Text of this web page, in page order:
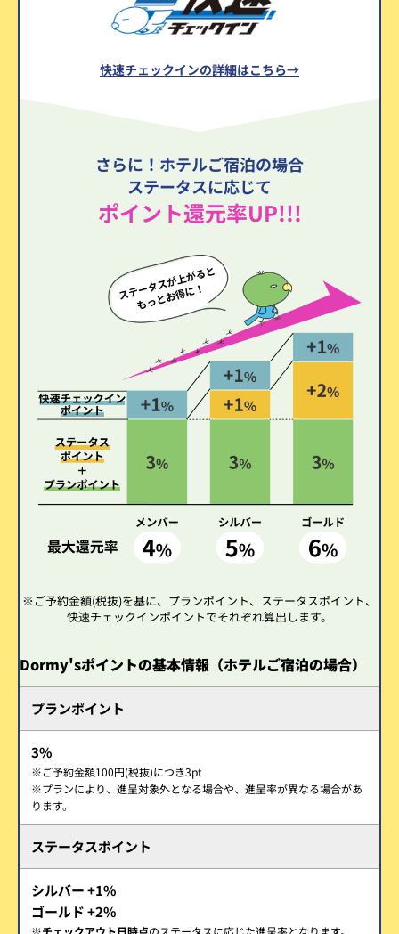
快速チェックインの詳細はこちら→
さらに！ホテルご宿泊の場合
ステータスに応じて
ポイント還元率UP!!!
※ご予約金額(税抜)を基に、プランポイント、ステータスポイント、
快速チェックインポイントでそれぞれ算出します。
Dormy'sポイントの基本情報（ホテルご宿泊の場合）
プランポイント
3%
※ご予約金額100円(税抜)につき3pt
※プランにより、進呈対象外となる場合や、進呈率が異なる場合があ
ります。
ステータスポイント
シルバー +1%
ゴールド +2%
※チェックアウト日時点のステータスに応じた進呈率となります。